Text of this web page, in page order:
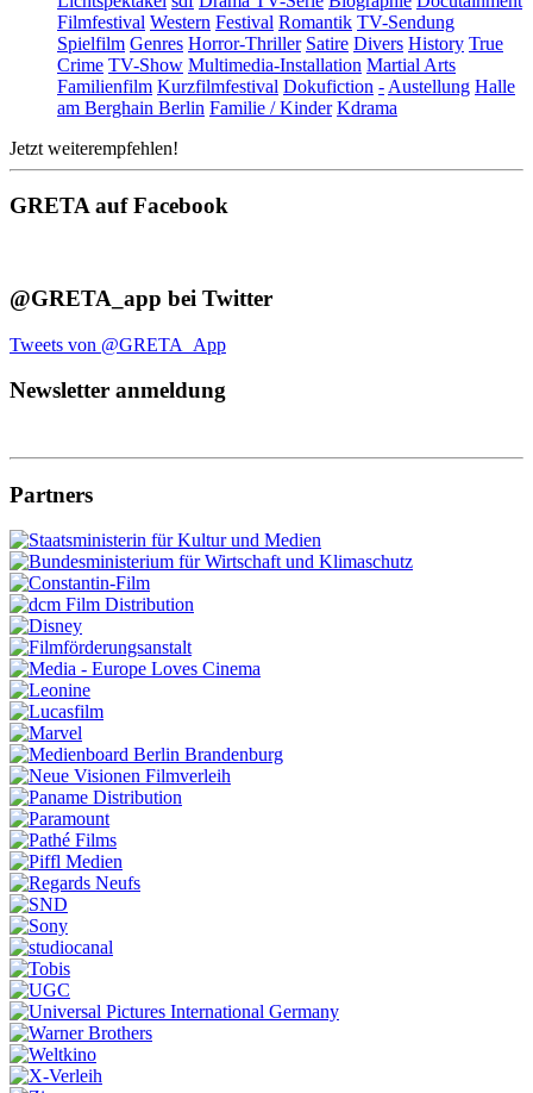
Filmfestival Western Festival Romantik TV-Sendung
Spielfilm Genres Horror-Thriller Satire Divers History True
Crime TV-Show Multimedia-Installation Martial Arts
Familienfilm Kurzfilmfestival Dokufiction - Austellung Halle
am Berghain Berlin Familie / Kinder Kdrama
Jetzt weiterempfehlen!
GRETA auf Facebook
@GRETA_app bei Twitter
Tweets von @GRETA_App
Newsletter anmeldung
Partners